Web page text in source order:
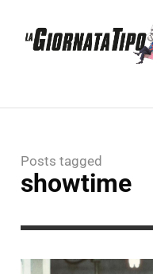
Posts tagged
showtime